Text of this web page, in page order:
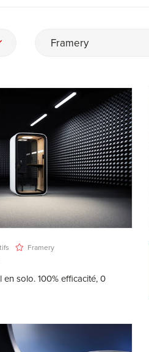
Framery
Framery
en solo. 100% efficacité, 0